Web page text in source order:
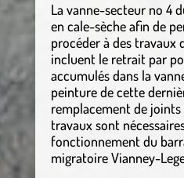
La vanne-secteur no 4
en cale-sèche afin de
procéder à des travaux
incluent le retrait par
accumulés dans la
peinture de cette
remplacement de joints
travaux sont
fonctionnement du
migratoire Vianney-